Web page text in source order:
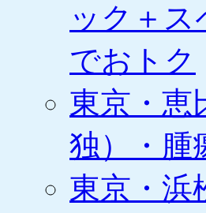
ック＋
でおトク
東京・恵
独）・腫
東京・浜